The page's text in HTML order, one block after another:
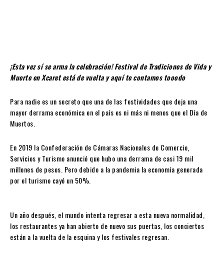
¡Esta vez sí se arma la celebración! Festival de Tradiciones de Vida y
Muerte en Xcaret está de vuelta y aquí te contamos tooodo
Para nadie es un secreto que una de las festividades que deja una
mayor derrama económica en el país es ni más ni menos que el Día de
Muertos.
En 2019 la Confederación de Cámaras Nacionales de Comercio,
Servicios y Turismo anunció que hubo una derrama de casi 19 mil
millones de pesos. Pero debido a la pandemia la economía generada
por el turismo cayó un 50%.
Un año después, el mundo intenta regresar a esta nueva normalidad,
los restaurantes ya han abierto de nuevo sus puertas, los conciertos
están a la vuelta de la esquina y los festivales regresan.